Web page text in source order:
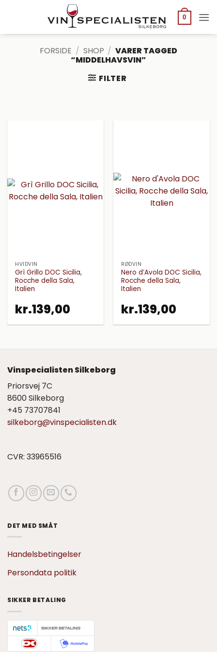
0
FORSIDE / SHOP / VARER TAGGED
“MIDDELHAVSVIN”
FILTER
HVIDVIN
Grì Grillo DOC Sicilia,
Rocche della Sala,
Italien
kr.139,00
RØDVIN
Nero d’Avola DOC Sicilia,
Rocche della Sala,
Italien
kr.139,00
Vinspecialisten Silkeborg
Priorsvej 7C
8600 Silkeborg
+45 73707841
silkeborg@vinspecialisten.dk
CVR: 33965516
DET MED SMÅT
Handelsbetingelser
Persondata politik
SIKKER BETALING